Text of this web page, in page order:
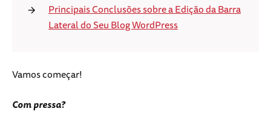
Principais Conclusões sobre a Edição da Barra
Lateral do Seu Blog WordPress
Vamos começar!
Com pressa?